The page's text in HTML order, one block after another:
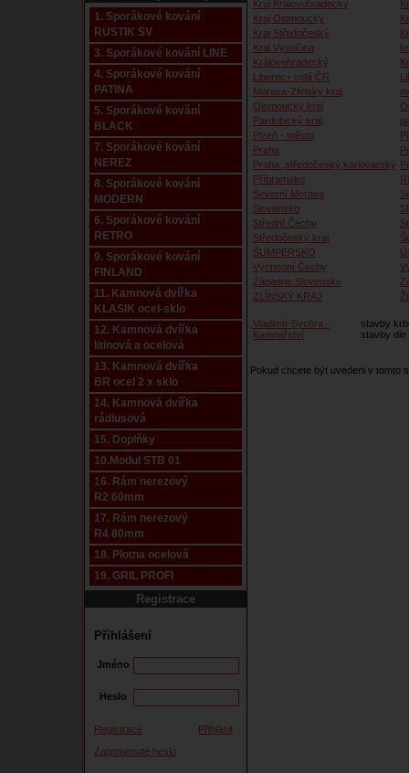
1. Sporákové kování
RUSTIK SV
3. Sporákové kování LINE
4. Sporákové kování
PATINA
5. Sporákové kování
BLACK
7. Sporákové kování
NEREZ
8. Sporákové kování
MODERN
6. Sporákové kování
RETRO
9. Sporákové kování
FINLAND
11. Kamnová dvířka
KLASIK ocel-sklo
12. Kamnová dvířka
litinová a ocelová
13. Kamnová dvířka
BR ocel 2 x sklo
14. Kamnová dvířka
rádiusová
15. Doplňky
10.Modul STB 01
16. Rám nerezový
R2 60mm
17. Rám nerezový
R4 80mm
18. Plotna ocelová
19. GRIL PROFI
Registrace
Přihlášení
Jméno
Heslo
Registrace
Přihlásit
Zapomenuté heslo
Kraj Královohradecký
Kraj Olomoucký
Kraj Středočeský
Kraj Vysočina
Královehradecký
Liberec+ celá ČR
Morava-Zlínský kraj
Olomoucký kraj
Pardubický kraj
Plzeň - město
Praha
Praha ,středočeský,karlovarský
Příbramsko
Severní Morava
Slovensko
Střední Čechy
Středočeský kraj
ŠUMPERSKO
Východní Čechy
Západne Slovensko
ZLÍNSKÝ KRAJ
Vladimír Sychra -
Kamnářství
stavby
stavby
Pokud chcete být uvedeni v tomto